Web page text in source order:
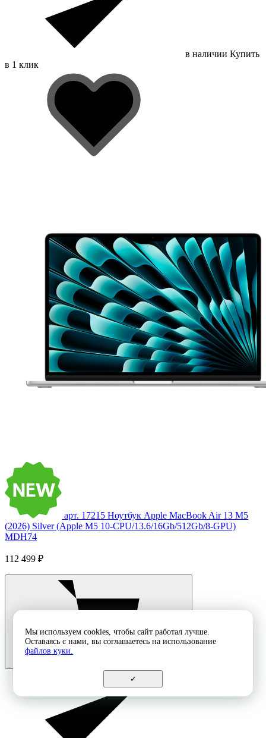
в наличии Купить
в 1 клик
арт. 17215 Ноутбук Apple MacBook Air 13 M5
(2026) Silver (Apple M5 10-CPU/13.6/16Gb/512Gb/8-GPU)
MDH74
112 499 ₽
Мы используем cookies, чтобы сайт работал лучше.
Оставаясь с нами, вы соглашаетесь на использование
файлов куки.
✓